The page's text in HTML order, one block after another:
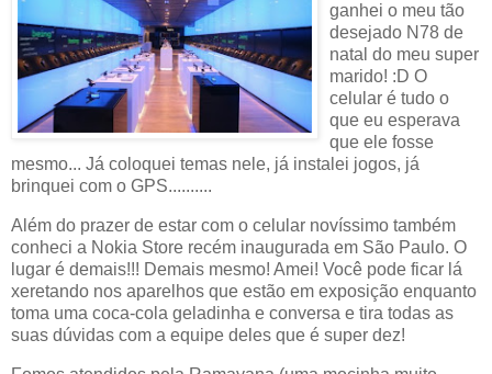
ganhei o meu tão
desejado N78 de
natal do meu super
marido! :D O
celular é tudo o
que eu esperava
que ele fosse
mesmo... Já coloquei temas nele, já instalei jogos, já
brinquei com o GPS..........
Além do prazer de estar com o celular novíssimo também
conheci a Nokia Store recém inaugurada em São Paulo. O
lugar é demais!!! Demais mesmo! Amei! Você pode ficar lá
xeretando nos aparelhos que estão em exposição enquanto
toma uma coca-cola geladinha e conversa e tira todas as
suas dúvidas com a equipe deles que é super dez!